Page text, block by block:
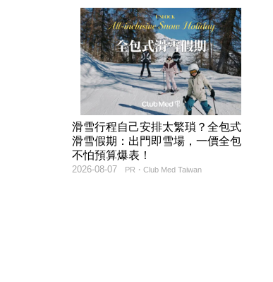
滑雪行程自己安排太繁瑣？全包式
滑雪假期：出門即雪場，一價全包
不怕預算爆表！
PR・Club Med Taiwan
2026-08-07